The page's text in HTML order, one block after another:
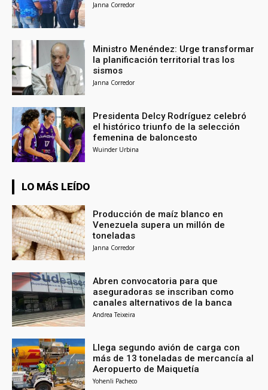
Janna Corredor
Ministro Menéndez: Urge transformar
la planificación territorial tras los
sismos
Janna Corredor
Presidenta Delcy Rodríguez celebró
el histórico triunfo de la selección
femenina de baloncesto
Wuinder Urbina
LO MÁS LEÍDO
Producción de maíz blanco en
Venezuela supera un millón de
toneladas
Janna Corredor
Abren convocatoria para que
aseguradoras se inscriban como
canales alternativos de la banca
Andrea Teixeira
Llega segundo avión de carga con
más de 13 toneladas de mercancía al
Aeropuerto de Maiquetía
Yohenli Pacheco